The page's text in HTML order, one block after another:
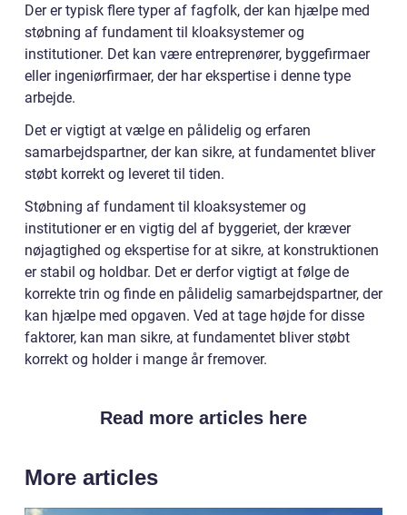
Der er typisk flere typer af fagfolk, der kan hjælpe med
støbning af fundament til kloaksystemer og
institutioner. Det kan være entreprenører, byggefirmaer
eller ingeniørfirmaer, der har ekspertise i denne type
arbejde.
Det er vigtigt at vælge en pålidelig og erfaren
samarbejdspartner, der kan sikre, at fundamentet bliver
støbt korrekt og leveret til tiden.
Støbning af fundament til kloaksystemer og
institutioner er en vigtig del af byggeriet, der kræver
nøjagtighed og ekspertise for at sikre, at konstruktionen
er stabil og holdbar. Det er derfor vigtigt at følge de
korrekte trin og finde en pålidelig samarbejdspartner, der
kan hjælpe med opgaven. Ved at tage højde for disse
faktorer, kan man sikre, at fundamentet bliver støbt
korrekt og holder i mange år fremover.
Read more articles here
More articles